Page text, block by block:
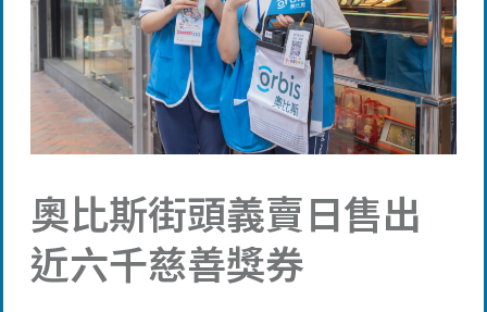
奧比斯街頭義賣日售出
近六千慈善獎券